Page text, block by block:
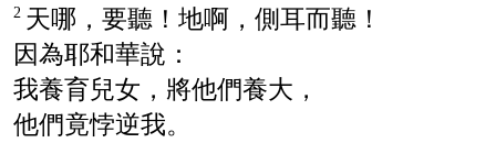
2 天哪，要聽！地啊，側耳而聽！
因為耶和華說：
我養育兒女，將他們養大，
他們竟悖逆我。